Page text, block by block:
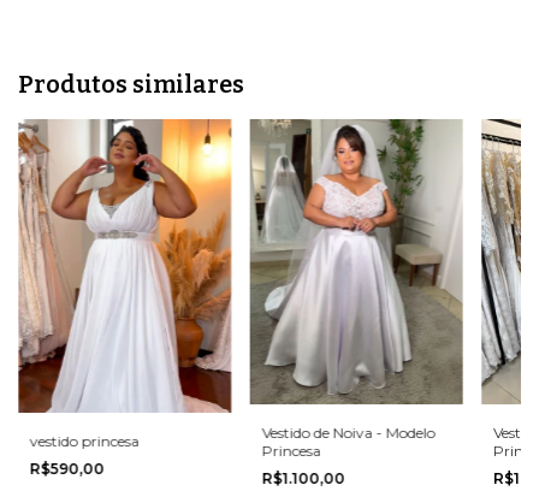
Produtos similares
vestido princesa
R$590,00
Vestido de Noiva - Modelo
Princesa
R$1.100,00